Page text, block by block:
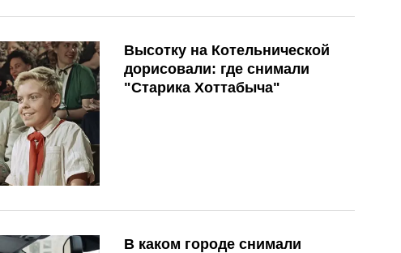
Высотку на Котельнической
дорисовали: где снимали
"Старика Хоттабыча"
В каком городе снимали